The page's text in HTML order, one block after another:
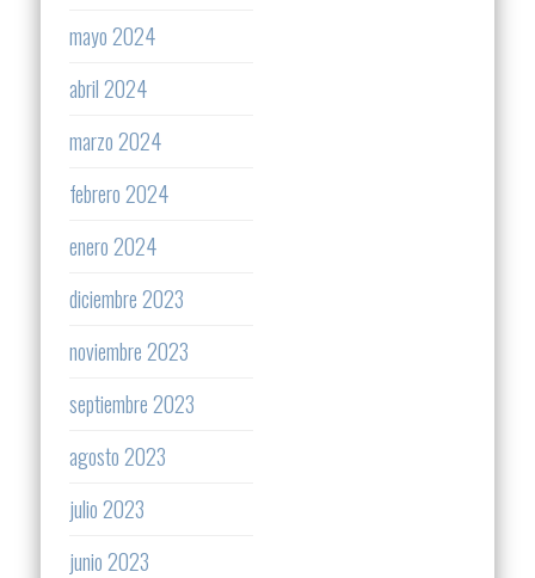
mayo 2024
abril 2024
marzo 2024
febrero 2024
enero 2024
diciembre 2023
noviembre 2023
septiembre 2023
agosto 2023
julio 2023
junio 2023